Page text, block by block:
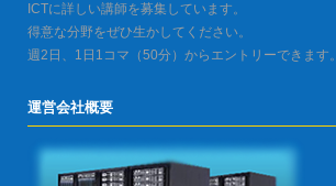
ICTに詳しい講師を募集しています。
得意な分野をぜひ生かしてください。
週2日、1日1コマ（50分）からエントリーできます。
運営会社概要